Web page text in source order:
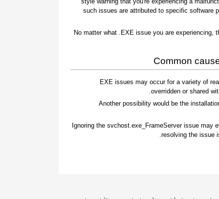
such issues are attributed to specific software
No matter what .EXE issue you are experiencing,
Common
.EXE issues may occur for a variety of
overridden or shared
Another possibility would be the
Ignoring the svchost.exe_FrameServer issue may
resolving the issue